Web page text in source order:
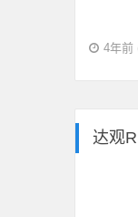
4年前
达观